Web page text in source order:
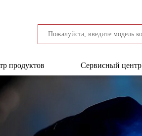
продуктов Сервисный центр